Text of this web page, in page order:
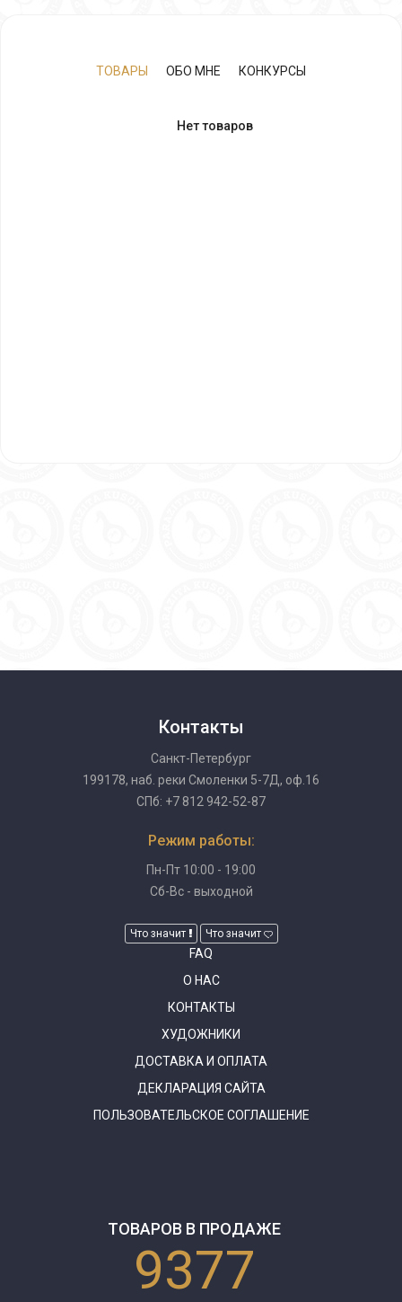
ТОВАРЫ ОБО МНЕ КОНКУРСЫ
Нет товаров
Контакты
Санкт-Петербург
199178, наб. реки Смоленки 5-7Д, оф.16
СПб: +7 812 942-52-87
Режим работы:
Пн-Пт 10:00 - 19:00
Сб-Вс - выходной
Что значит Что значит
FAQ
О НАС
КОНТАКТЫ
ХУДОЖНИКИ
ДОСТАВКА И ОПЛАТА
ДЕКЛАРАЦИЯ САЙТА
ПОЛЬЗОВАТЕЛЬСКОЕ СОГЛАШЕНИЕ
ТОВАРОВ В ПРОДАЖЕ
9377